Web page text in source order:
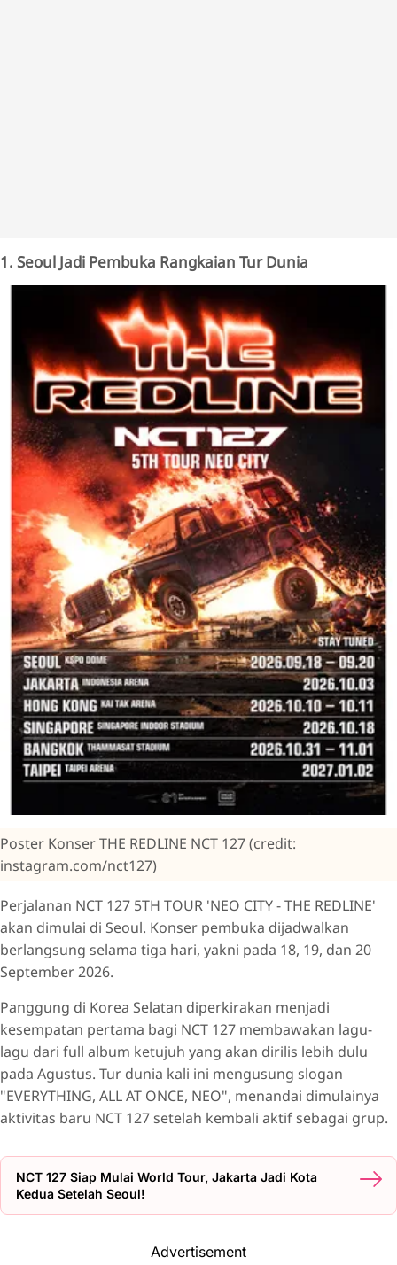
1. Seoul Jadi Pembuka Rangkaian Tur Dunia
Poster Konser THE REDLINE NCT 127 (credit:
instagram.com/nct127)
Perjalanan NCT 127 5TH TOUR 'NEO CITY - THE REDLINE'
akan dimulai di Seoul. Konser pembuka dijadwalkan
berlangsung selama tiga hari, yakni pada 18, 19, dan 20
September 2026.
Panggung di Korea Selatan diperkirakan menjadi
kesempatan pertama bagi NCT 127 membawakan lagu-
lagu dari full album ketujuh yang akan dirilis lebih dulu
pada Agustus. Tur dunia kali ini mengusung slogan
"EVERYTHING, ALL AT ONCE, NEO", menandai dimulainya
aktivitas baru NCT 127 setelah kembali aktif sebagai grup.
NCT 127 Siap Mulai World Tour, Jakarta Jadi Kota
Kedua Setelah Seoul!
Advertisement